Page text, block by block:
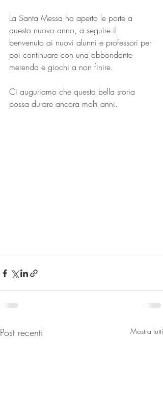
La Santa Messa ha aperto le porte a
questo nuovo anno, a seguire il
benvenuto ai nuovi alunni e professori per
poi continuare con una abbondante
merenda e giochi a non finire.
Ci auguriamo che questa bella storia
possa durare ancora molti anni.
Post recenti Mostra tutti